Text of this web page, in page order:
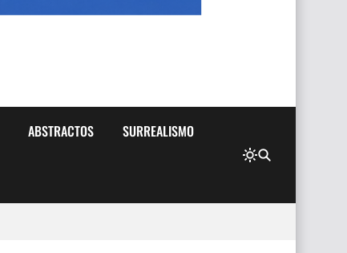
ABSTRACTOS SURREALISMO